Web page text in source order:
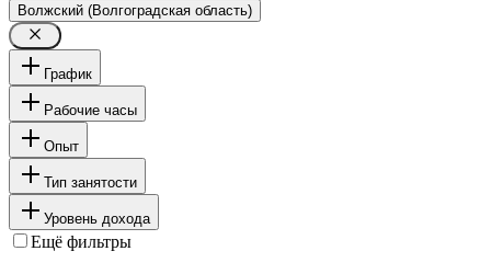
Волжский (Волгоградская область)
График
Рабочие часы
Опыт
Тип занятости
Уровень дохода
Ещё фильтры